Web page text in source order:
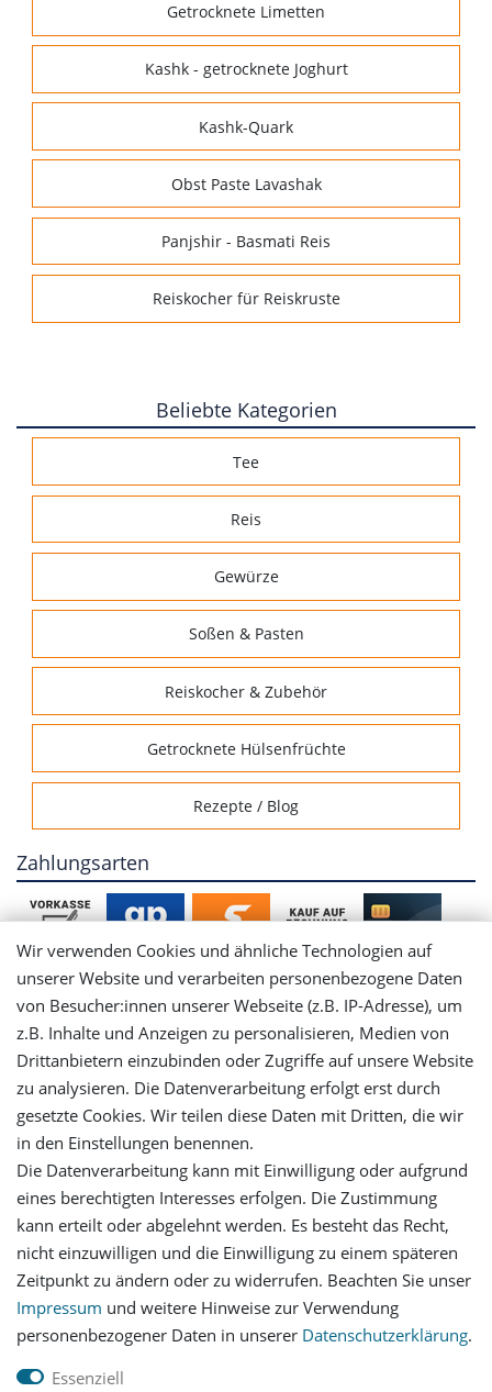
Getrocknete Limetten
Kashk - getrocknete Joghurt
Kashk-Quark
Obst Paste Lavashak
Panjshir - Basmati Reis
Reiskocher für Reiskruste
Beliebte Kategorien
Tee
Reis
Gewürze
Soßen & Pasten
Reiskocher & Zubehör
Getrocknete Hülsenfrüchte
Rezepte / Blog
Zahlungsarten
Mein Konto
Login
Registrieren
Versandinformationen
Let's stay connected
Wir verwenden Cookies und ähnliche Technologien auf
unserer Website und verarbeiten personenbezogene Daten
von Besucher:innen unserer Webseite (z.B. IP-Adresse), um
z.B. Inhalte und Anzeigen zu personalisieren, Medien von
Drittanbietern einzubinden oder Zugriffe auf unsere Website
zu analysieren. Die Datenverarbeitung erfolgt erst durch
gesetzte Cookies. Wir teilen diese Daten mit Dritten, die wir
in den Einstellungen benennen.
Die Datenverarbeitung kann mit Einwilligung oder aufgrund
eines berechtigten Interesses erfolgen. Die Zustimmung
kann erteilt oder abgelehnt werden. Es besteht das Recht,
nicht einzuwilligen und die Einwilligung zu einem späteren
Zeitpunkt zu ändern oder zu widerrufen. Beachten Sie unser
Impressum und weitere Hinweise zur Verwendung
personenbezogener Daten in unserer Daten­schutz­erklärung.
Essenziell